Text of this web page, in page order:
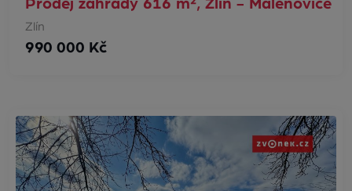
Prodej zahrady 616 m², Zlín - Malenovice
Zlín
990 000 Kč